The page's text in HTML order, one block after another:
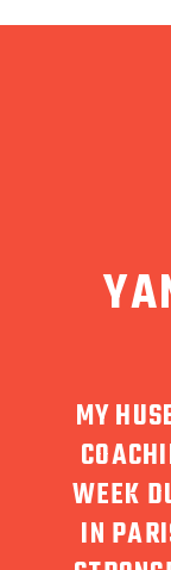
MY
WEEK
IN